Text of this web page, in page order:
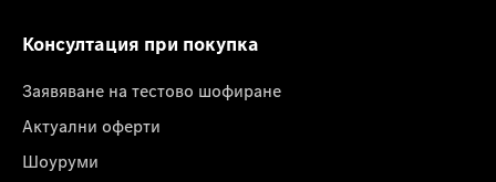
Консултация при покупка
Заявяване на тестово шофиране
Актуални оферти
Шоуруми